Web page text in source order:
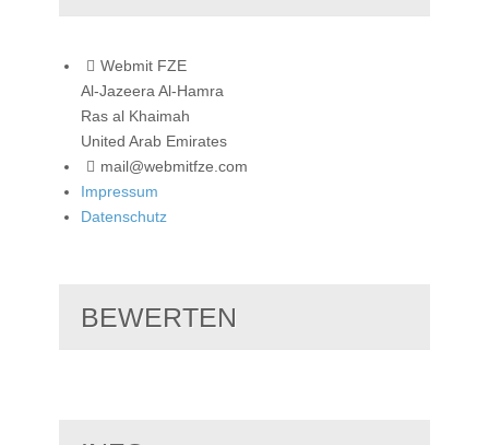
Webmit FZE
Al-Jazeera Al-Hamra
Ras al Khaimah
United Arab Emirates
mail@webmitfze.com
Impressum
Datenschutz
BEWERTEN